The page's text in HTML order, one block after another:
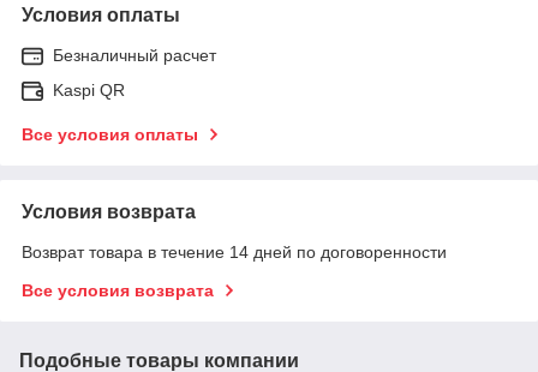
Условия оплаты
Безналичный расчет
Kaspi QR
Все условия оплаты
Условия возврата
Возврат товара в течение 14 дней по договоренности
Все условия возврата
Подобные товары компании